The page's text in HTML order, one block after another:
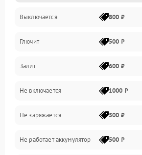
Механические проблемы
Матрица и оптика
Питание и питание цепей
Проблемы с картами памяти
Объективы
Программные сбои
Выключается 800 ₽
Глючит 500 ₽
Залит 600 ₽
Не включается 1000 ₽
Не заряжается 500 ₽
Не работает аккумулятор 500 ₽